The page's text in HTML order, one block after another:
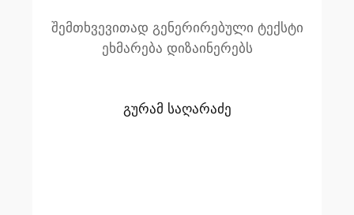
შემთხვევითად გენერირებული ტექსტი
ეხმარება დიზაინერებს
გურამ საღარაძე